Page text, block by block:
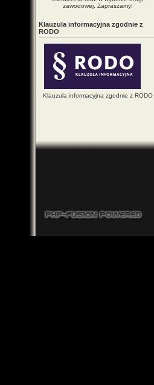
zawodowej. Zapraszamy!
Klauzula informacyjna zgodnie z
RODO
Klauzula informacyjna zgodnie z RODO